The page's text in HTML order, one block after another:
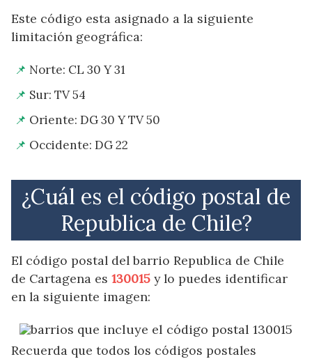
Este código esta asignado a la siguiente
limitación geográfica:
Norte: CL 30 Y 31
Sur: TV 54
Oriente: DG 30 Y TV 50
Occidente: DG 22
¿Cuál es el código postal de
Republica de Chile?
El código postal del barrio Republica de Chile
de Cartagena es 130015 y lo puedes identificar
en la siguiente imagen:
Recuerda que todos los códigos postales